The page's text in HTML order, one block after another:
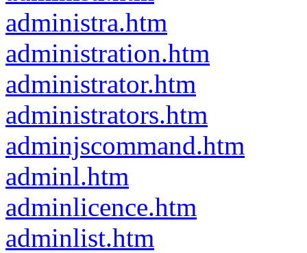
administra.htm
administration.htm
administrator.htm
administrators.htm
adminjscommand.htm
adminl.htm
adminlicence.htm
adminlist.htm